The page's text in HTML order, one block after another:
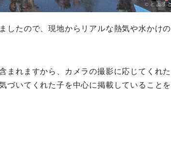
したので、現地からリアルな熱気や水かけの
まれますから、カメラの撮影に応じてくれた
づいてくれた子を中心に掲載していることを